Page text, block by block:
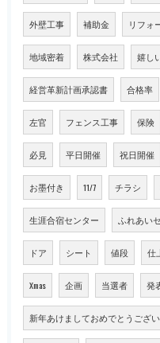
外壁工事 補助金 リフォ
地域密着 株式会社 嬉し
経営革新計画承認書 合格率
左官 フェンス工事 保険
必見 平日開催 祝日開催
お墨付き 11/7 チラシ
生涯合宿センター ふれあい
ドア シート 値段 仕
Xmas 企画 当選者 発
新年あけましておめでとうござ